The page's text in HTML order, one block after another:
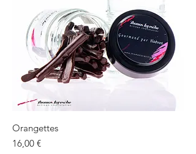
Orangettes
Prix
16,00 €